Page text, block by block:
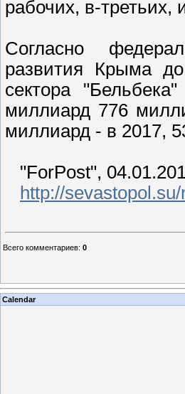
рабочих, в-третьих,
Согласно
развития Крыма до
сектора
миллиард 776
миллиард - в 2017,
"ForPost",
http://
Всего комментариев: 0
Calendar